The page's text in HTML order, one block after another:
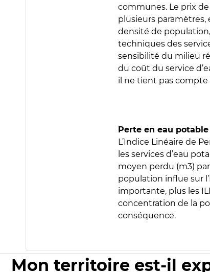
communes. Le prix
plusieurs paramètres,
densité de
techniques des
sensibilité du milieu
du coût du service
il ne tient pas compte
Perte en eau
L’Indice Linéaire de
les services d’eau
moyen perdu (m3)
population influe sur
importante, plus les
concentration de la
conséquence.
Mon territoire est-il